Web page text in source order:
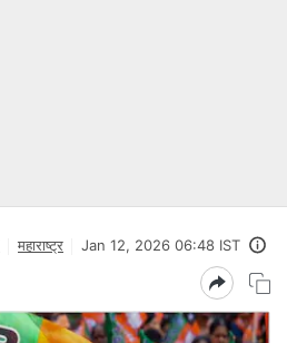
महाराष्ट्र Jan 12, 2026 06:48 IST